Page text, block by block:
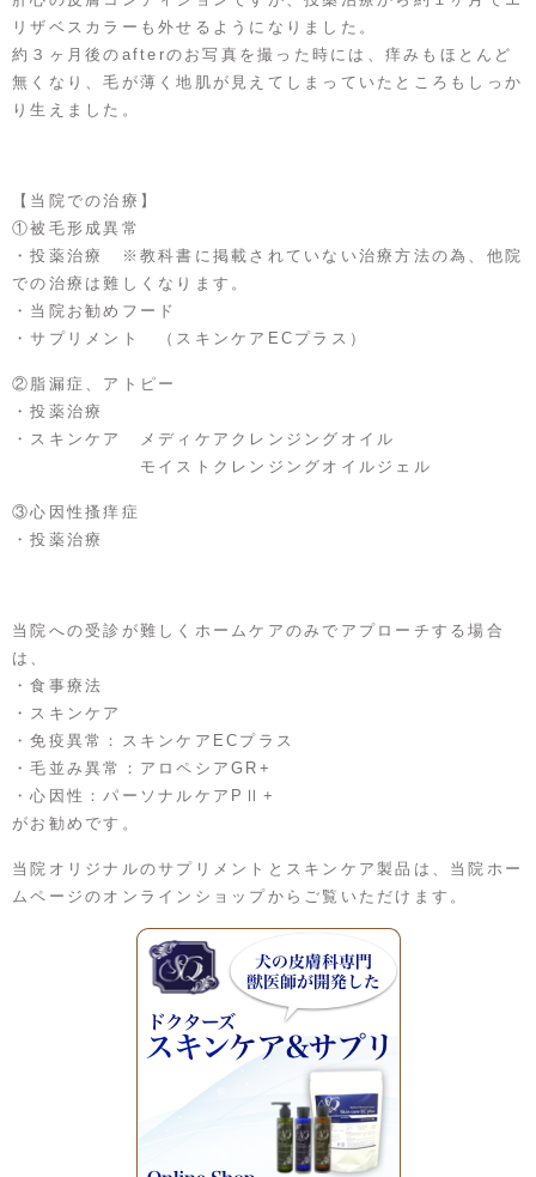
リザベスカラーも外せるようになりました。
約３ヶ月後のafterのお写真を撮った時には、痒みもほとんど
無くなり、毛が薄く地肌が見えてしまっていたところもしっか
り生えました。
【当院での治療】
①被毛形成異常
・投薬治療 ※教科書に掲載されていない治療方法の為、他院
での治療は難しくなります。
・当院お勧めフード
・サプリメント （スキンケアECプラス）
②脂漏症、アトピー
・投薬治療
・スキンケア メディケアクレンジングオイル
モイストクレンジングオイルジェル
③心因性搔痒症
・投薬治療
当院への受診が難しくホームケアのみでアプローチする場合
は、
・食事療法
・スキンケア
・免疫異常：スキンケアECプラス
・毛並み異常：アロペシアGR+
・心因性：パーソナルケアPⅡ+
がお勧めです。
当院オリジナルのサプリメントとスキンケア製品は、当院ホー
ムページのオンラインショップからご覧いただけます。